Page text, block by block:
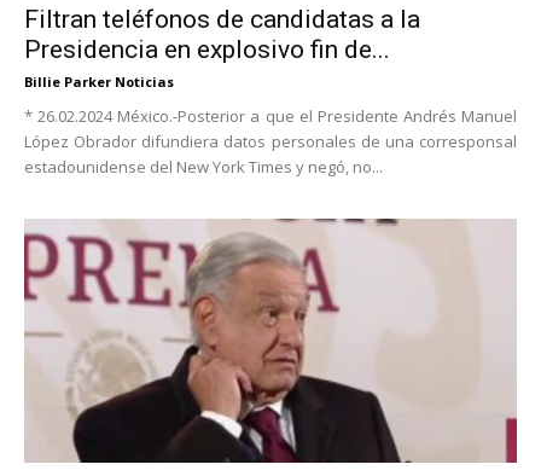
Filtran teléfonos de candidatas a la
Presidencia en explosivo fin de...
Billie Parker Noticias
* 26.02.2024 México.-Posterior a que el Presidente Andrés Manuel
López Obrador difundiera datos personales de una corresponsal
estadounidense del New York Times y negó, no...